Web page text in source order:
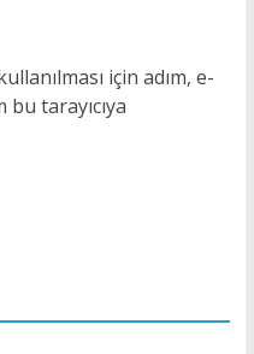
için adım, e-
tarayıcıya